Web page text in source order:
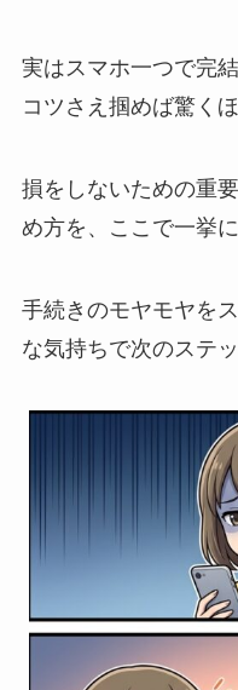
実はスマホ一つで完
コツさえ掴めば驚く
損をしないための重
め方を、ここで一挙
手続きのモヤモヤを
な気持ちで次のステ